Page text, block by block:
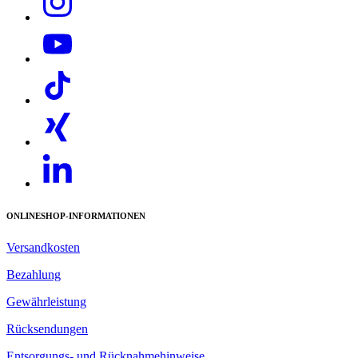
ONLINESHOP-INFORMATIONEN
Versandkosten
Bezahlung
Gewährleistung
Rücksendungen